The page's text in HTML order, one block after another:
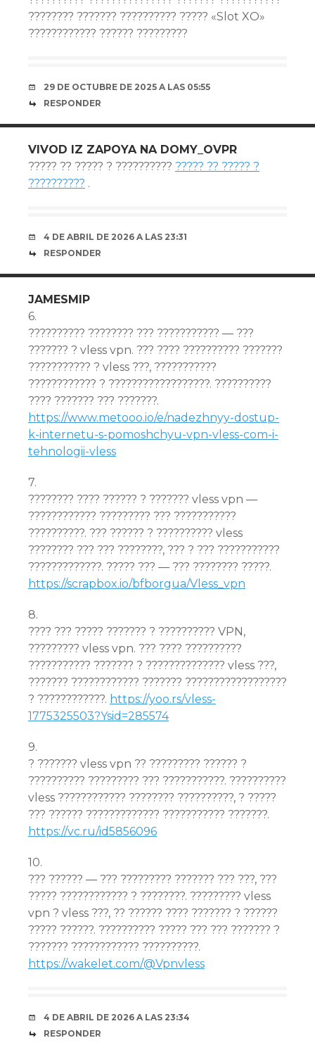
???????? ??????? ?????????? ????? «Slot XO»
???????????? ?????? ?????????
29 DE OCTUBRE DE 2025 A LAS 05:55
RESPONDER
VIVOD IZ ZAPOYA NA DOMY_OVPR
????? ?? ????? ? ?????????? ????? ?? ????? ?
?????????? .
4 DE ABRIL DE 2026 A LAS 23:31
RESPONDER
JAMESMIP
6.
?????????? ???????? ??? ??????????? — ???
??????? ? vless vpn. ??? ???? ?????????? ???????
??????????? ? vless ???, ???????????
???????????? ? ??????????????????. ??????????
???? ??????? ??? ???????.
https://www.metooo.io/e/nadezhnyy-dostup-
k-internetu-s-pomoshchyu-vpn-vless-com-i-
tehnologii-vless
7.
???????? ???? ?????? ? ??????? vless vpn —
???????????? ????????? ??? ???????????
??????????. ??? ?????? ? ?????????? vless
???????? ??? ??? ????????, ??? ? ??? ???????????
?????????????. ????? ??? — ??? ???????? ?????.
https://scrapbox.io/bfborgua/Vless_vpn
8.
???? ??? ????? ??????? ? ?????????? VPN,
????????? vless vpn. ??? ???? ??????????
??????????? ??????? ? ?????????????? vless ???,
??????? ???????????? ??????? ??????????????????
? ????????????. https://yoo.rs/vless-
1775325503?Ysid=285574
9.
? ??????? vless vpn ?? ????????? ?????? ?
?????????? ????????? ??? ???????????. ??????????
vless ???????????? ???????? ??????????, ? ?????
??? ?????? ????????????? ??????????? ???????.
https://vc.ru/id5856096
10.
??? ?????? — ??? ????????? ??????? ??? ???, ???
????? ???????????? ? ????????. ????????? vless
vpn ? vless ???, ?? ?????? ???? ??????? ? ??????
????? ??????. ?????????? ????? ??? ??? ??????? ?
??????? ???????????? ??????????.
https://wakelet.com/@Vpnvless
4 DE ABRIL DE 2026 A LAS 23:34
RESPONDER